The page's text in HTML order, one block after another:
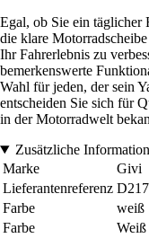
Egal, ob Sie ein täglicher
die klare
Ihr Fahrerlebnis zu
bemerkenswerte
Wahl für jeden, der sein
entscheiden Sie sich für
in der Motorradwelt
Zusätzliche
Marke
Givi
Lieferantenreferenz
Farbe
weiß
Farbe
Weiß